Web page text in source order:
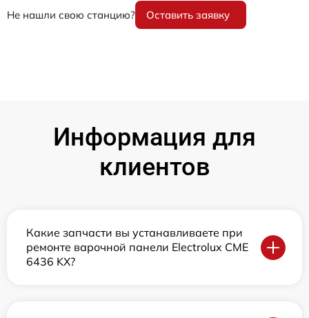
Не нашли свою станцию? Оставить заявку
Информация для
клиентов
Какие запчасти вы устанавливаете при
ремонте варочной панели Electrolux CME
6436 KX?